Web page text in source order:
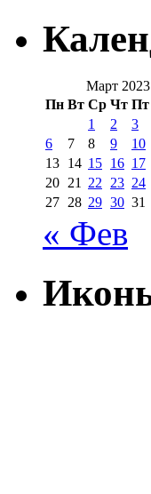
Март 2023
Пн Вт Ср Чт Пт
1
2 3
6
7 8 9 10
13 14 15 16 17
20 21 22 23 24
27 28 29 30 31
« Фев